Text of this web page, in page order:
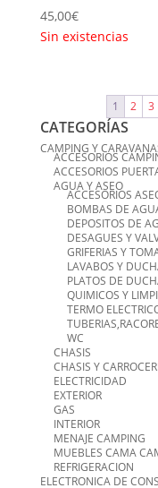
45,00€
Sin existencias
1 2 3
CATEGORÍAS
CAMPING Y
ACCESORIOS
ACCESORIOS
AGUA Y ASEO
ACCESORIOS
BOMBAS DE
DEPOSITOS DE
DESAGUES Y
GRIFERIAS Y
LAVABOS Y
PLATOS DE
QUIMICOS Y
TERMO
WC
CHASIS
CHASIS Y
ELECTRICIDAD
EXTERIOR
GAS
INTERIOR
MENAJE CAMPING
MUEBLES CAMA
REFRIGERACION
ELECTRONICA DE